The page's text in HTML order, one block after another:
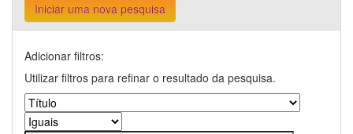
Iniciar uma nova pesquisa
Adicionar filtros:
Utilizar filtros para refinar o resultado da pesquisa.